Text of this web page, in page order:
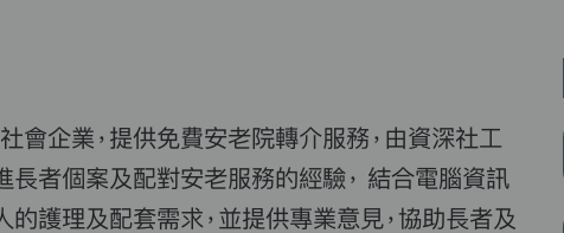
會企業，提供免費安老院轉介服務，由資深社工
長者個案及配對安老服務的經驗， 結合電腦資訊
的護理及配套需求，並提供專業意見，協助長者及